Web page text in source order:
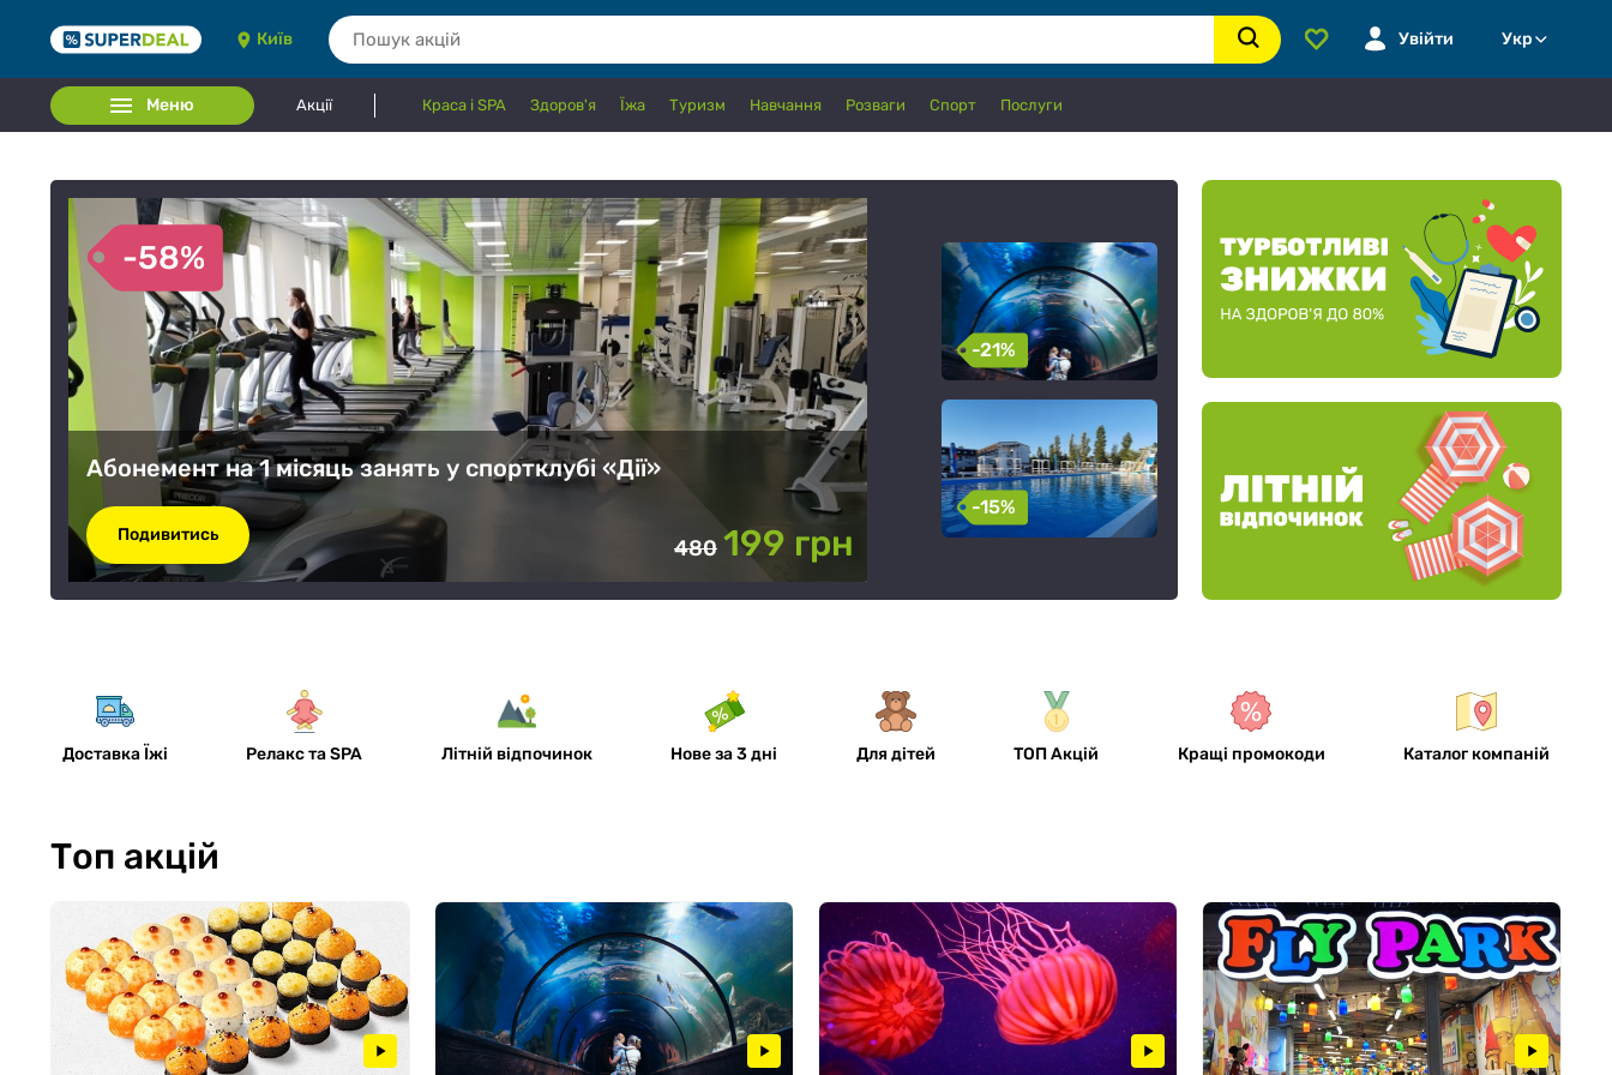
Київ Увійти Укр
Меню Акції Краса і SPA Здоров'я Їжа Туризм Навчання Розваги Спорт Послуги
-58%
Абонемент на 1 місяць занять у спортклубі «Дії»
Подивитись
480 199 грн
Вхідний квиток до океанаріуму «Морська казка»
Подивитись
329 259 грн
-15%
-21%
Вхідний квиток до
океанаріуму «Морська
казка»
-15%
«Santorini»
Доставка Їжі Релакс та SPA Літній відпочинок Нове за 3 дні Для дітей ТОП Акцій Кращі промокоди Каталог компаній
Топ акцій